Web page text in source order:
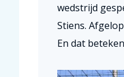
wedstrijd
Stiens.
En dat